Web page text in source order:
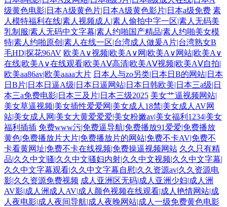
级黄色电影|日本A级黄色片|日本A级黄色影片|日本a级免费 素
人模特福利在线|素人视频成人|素人偷拍中字一区|素人无码美
乳制服|素人无码中文字幕|素人约啪国产精品|素人约啪美女模
特|素人约啪原创|素人在线一区|台湾成人做爰A片|台湾熟女B
毛HD|探花96AV 欧美A∨视频|欧美A∨网|欧美A∨网站|欧美A∨
在线|欧美A∨在线观看|欧美AⅤ高清|欧美AⅤ视频|欧美AⅤ自拍|
欧美aa86av|欧美aaaa大片 日本人与zo另类|日本日B的网站|日本
日B片|日本日逼A级|日本日逼网站|日本日韩欧美|日本三a级|日
本三a免费电影|日本三及片|日本三级2025 美女艹逼视频网站|
美女草逼视频|美女插性爱爱网|美女成人18禁|美女成人AV网
站|美女成人网|美女大黄爱爱爱|美女粉嫩av|美女福利1234|美女
福利插插 免费www污|免费逼导航|免费播放91爱爱|免费播放
黄色|免费播放片大片|免费播放片的网站|免费不卡AV|免费不
卡看黄网址|免费不卡在线视频|免费操逼视频网站 久久只有精
品|久久中文骚|久久中文骚妇内射|久久中文视频|久久中文字幕|
久久中文字幕观看|久久中文字幕自慰|久久资源av|久久资源电
影|久久资源免费视频 成人亚洲区无码|成人亚洲少妇|成人洲
AV影|成人洲成人AV|成人颜色视频在线观看|成人艳情网站|成
人夜电影|成人夜间导航|成人夜晚网站|成人一级免费黄色电影